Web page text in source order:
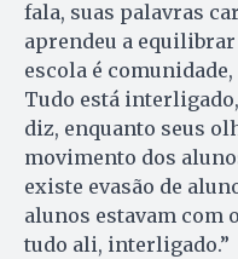
fala, suas palavras
aprendeu a equilibrar
escola é
Tudo está
diz, enquanto seus
movimento dos
existe evasão de
alunos estavam com
tudo ali, interligado.”